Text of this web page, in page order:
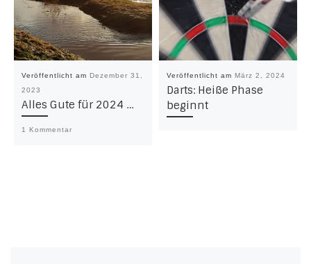
Veröffentlicht am Dezember 31,
2023
Alles Gute für 2024 …
1 Kommentar
Veröffentlicht am März 2, 2024
Darts: Heiße Phase
beginnt